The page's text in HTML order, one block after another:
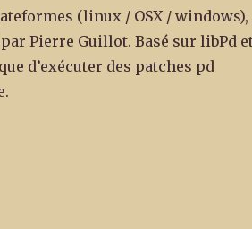
(linux / OSX /
Pierre Guillot. Basé sur libPd
d’exécuter des patches pd